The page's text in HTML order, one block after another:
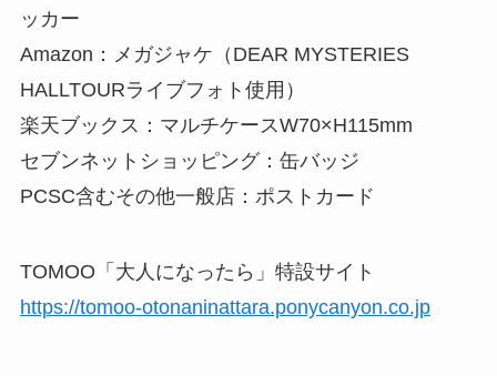
ッカー
Amazon：メガジャケ（DEAR MYSTERIES
HALLTOURライブフォト使用）
楽天ブックス：マルチケースW70×H115mm
セブンネットショッピング：缶バッジ
PCSC含むその他一般店：ポストカード
TOMOO「大人になったら」特設サイト
https://tomoo-otonaninattara.ponycanyon.co.jp